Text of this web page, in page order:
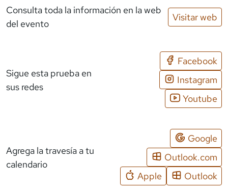
Consulta toda la información en la web
del evento
Visitar web
Sigue esta prueba en
sus redes
Facebook
Instagram
Youtube
Agrega la travesía a tu
calendario
Google
Outlook.com
Apple
Outlook